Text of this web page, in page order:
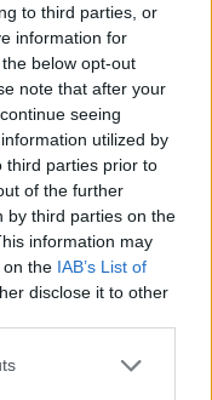
to third parties, or
information for
below opt-out
note that after your
seeing
utilized by
third parties prior to
of the further
by third parties on the
information may
on the IAB’s List of
disclose it to other
számolgatásról...
magyarok a